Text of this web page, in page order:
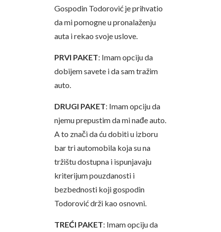
Gospodin Todorović je prihvatio
da mi pomogne u pronalaženju
auta i rekao svoje uslove.
PRVI PAKET: Imam opciju da
dobijem savete i da sam tražim
auto.
DRUGI PAKET: Imam opciju da
njemu prepustim da mi nađe auto.
A to znači da ću dobiti u izboru
bar tri automobila koja su na
tržištu dostupna i ispunjavaju
kriterijum pouzdanosti i
bezbednosti koji gospodin
Todorović drži kao osnovni.
TREĆI PAKET: Imam opciju da